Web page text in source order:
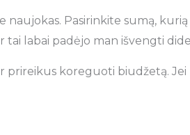
Pasirinkite sumą,
tai labai padėjo man išvengti
koreguoti biudžetą.